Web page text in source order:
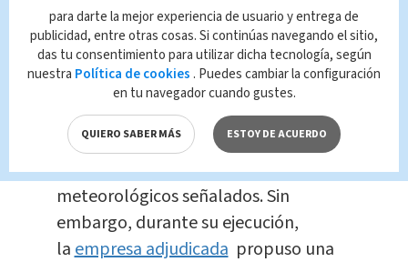
El proyecto contemplaba
reparaciones profundas a la pista,
incluyendo sus capas subyacentes,
con el propósito de extender su vida
útil y atender los daños provocados,
supuestamente, por los fenómenos
meteorológicos señalados. Sin
embargo, durante su ejecución,
laempresa adjudicada propuso una
para darte la mejor experiencia de usuario y entrega de
publicidad, entre otras cosas. Si continúas navegando el sitio,
das tu consentimiento para utilizar dicha tecnología, según
nuestra Política de cookies . Puedes cambiar la configuración
en tu navegador cuando gustes.
QUIERO SABER MÁS ESTOY DE ACUERDO